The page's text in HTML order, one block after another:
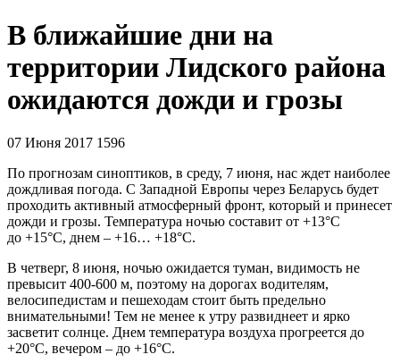
В ближайшие дни на
территории Лидского района
ожидаются дожди и грозы
07 Июня 2017 1596
По прогнозам синоптиков, в среду, 7 июня, нас ждет наиболее
дождливая погода. С Западной Европы через Беларусь будет
проходить активный атмосферный фронт, который и принесет
дожди и грозы. Температура ночью составит от +13°С
до +15°С, днем – +16… +18°С.
В четверг, 8 июня, ночью ожидается туман, видимость не
превысит 400-600 м, поэтому на дорогах водителям,
велосипедистам и пешеходам стоит быть предельно
внимательными! Тем не менее к утру развиднеет и ярко
засветит солнце. Днем температура воздуха прогреется до
+20°С, вечером – до +16°С.